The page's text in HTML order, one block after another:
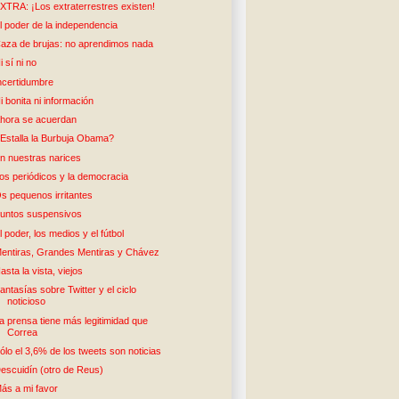
¡Los extraterrestres existen!
poder de la independencia
de brujas: no aprendimos nada
sí ni no
bonita ni información
se acuerdan
la Burbuja Obama?
nuestras narices
periódicos y la democracia
pequenos irritantes
suspensivos
poder, los medios y el fútbol
Grandes Mentiras y Chávez
la vista, viejos
sobre Twitter y el ciclo
noticioso
prensa tiene más legitimidad que
Correa
el 3,6% de los tweets son noticias
(otro de Reus)
a mi favor